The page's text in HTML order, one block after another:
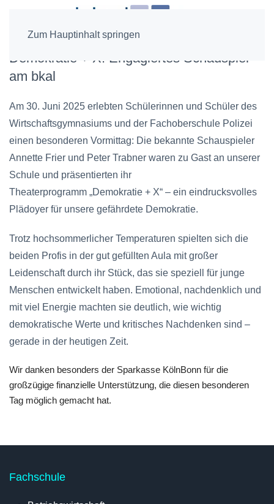
Zum Hauptinhalt springen
Demokratie + X: Engagiertes Schauspiel
am bkal
Am 30. Juni 2025 erlebten Schülerinnen und Schüler des
Wirtschaftsgymnasiums und der Fachoberschule Polizei
einen besonderen Vormittag: Die bekannte Schauspieler
Annette Frier und Peter Trabner waren zu Gast an unserer
Schule und präsentierten ihr
Theaterprogramm „Demokratie + X“ – ein eindrucksvolles
Plädoyer für unsere gefährdete Demokratie.
Trotz hochsommerlicher Temperaturen spielten sich die
beiden Profis in der gut gefüllten Aula mit großer
Leidenschaft durch ihr Stück, das sie speziell für junge
Menschen entwickelt haben. Emotional, nachdenklich und
mit viel Energie machten sie deutlich, wie wichtig
demokratische Werte und kritisches Nachdenken sind –
gerade in der heutigen Zeit.
Wir danken besonders der Sparkasse KölnBonn für die
großzügige finanzielle Unterstützung, die diesen besonderen
Tag möglich gemacht hat.
Fachschule